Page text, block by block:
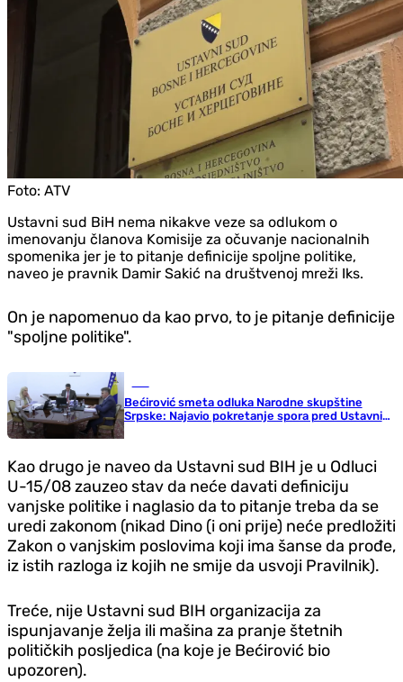
Foto: ATV
Ustavni sud BiH nema nikakve veze sa odlukom o
imenovanju članova Komisije za očuvanje nacionalnih
spomenika jer je to pitanje definicije spoljne politike,
naveo je pravnik Damir Sakić na društvenoj mreži Iks.
On je napomenuo da kao prvo, to je pitanje definicije
"spoljne politike".
Bećirović smeta odluka Narodne skupštine
Srpske: Najavio pokretanje spora pred Ustavnim
sudom BiH
Kao drugo je naveo da Ustavni sud BIH je u Odluci
U-15/08 zauzeo stav da neće davati definiciju
vanjske politike i naglasio da to pitanje treba da se
uredi zakonom (nikad Dino (i oni prije) neće predložiti
Zakon o vanjskim poslovima koji ima šanse da prođe,
iz istih razloga iz kojih ne smije da usvoji Pravilnik).
Treće, nije Ustavni sud BIH organizacija za
ispunjavanje želja ili mašina za pranje štetnih
političkih posljedica (na koje je Bećirović bio
upozoren).